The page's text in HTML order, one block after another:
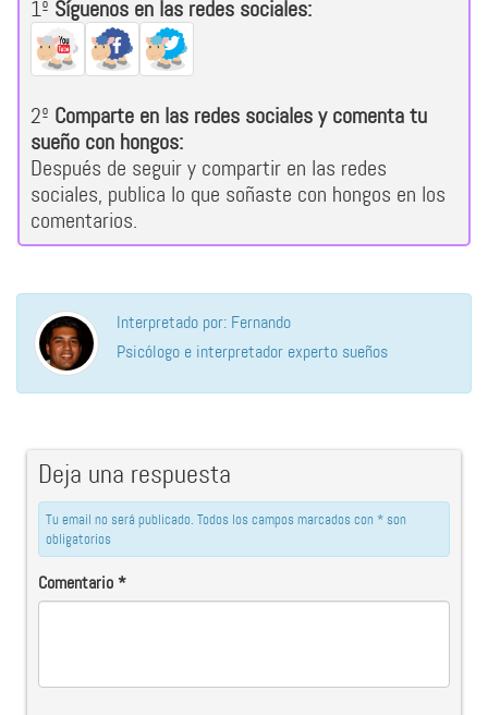
1º Síguenos en las redes sociales:
2º Comparte en las redes sociales y comenta tu
sueño con hongos:
Después de seguir y compartir en las redes
sociales, publica lo que soñaste con hongos en los
comentarios.
Interpretado por: Fernando
Psicólogo e interpretador experto sueños
Deja una respuesta
Tu email no será publicado. Todos los campos marcados con * son
obligatorios
Comentario*